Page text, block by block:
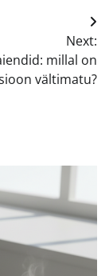
Next:
millal on
vältimatu?